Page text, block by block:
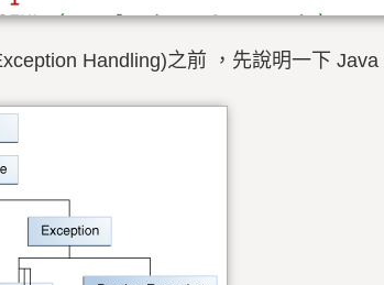
Handling)之前 ，先說明一下